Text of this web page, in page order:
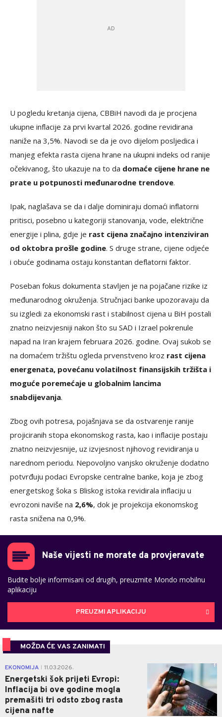
U pogledu kretanja cijena, CBBiH navodi da je procjena
ukupne inflacije za prvi kvartal 2026. godine revidirana
naniže na 3,5%. Navodi se da je ovo dijelom posljedica i
manjeg efekta rasta cijena hrane na ukupni indeks od ranije
očekivanog, što ukazuje na to da domaće cijene hrane ne
prate u potpunosti međunarodne trendove.
Ipak, naglašava se da i dalje dominiraju domaći inflatorni
pritisci, posebno u kategoriji stanovanja, vode, električne
energije i plina, gdje je rast cijena značajno intenziviran
od oktobra prošle godine. S druge strane, cijene odjeće
i obuće godinama ostaju konstantan deflatorni faktor.
Poseban fokus dokumenta stavljen je na pojačane rizike iz
međunarodnog okruženja. Stručnjaci banke upozoravaju da
su izgledi za ekonomski rast i stabilnost cijena u BiH postali
znatno neizvjesniji nakon što su SAD i Izrael pokrenule
napad na Iran krajem februara 2026. godine. Ovaj sukob se
na domaćem tržištu ogleda prvenstveno kroz rast cijena
energenata, povećanu volatilnost finansijskih tržišta i
moguće poremećaje u globalnim lancima
snabdijevanja.
Zbog ovih potresa, pojašnjava se da ostvarenje ranije
projiciranih stopa ekonomskog rasta, kao i inflacije postaju
znatno neizvjesnije, uz izvjesnost njihovog revidiranja u
narednom periodu. Nepovoljno vanjsko okruženje dodatno
potvrđuju podaci Evropske centralne banke, koja je zbog
energetskog šoka s Bliskog istoka revidirala inflaciju u
evrozoni naviše na 2,6%, dok je projekcija ekonomskog
rasta snižena na 0,9%.
Naše vijesti ne morate da provjeravate
Budite bolje informisani od drugih, preuzmite Mondo mobilnu
aplikaciju
PREUZMI APLIKACIJU
MOŽDA ĆE VAS ZANIMATI
EKONOMIJA 11.03.2026.
Energetski šok prijeti Evropi:
Inflacija bi ove godine mogla
premašiti tri odsto zbog rasta
cijena nafte
1